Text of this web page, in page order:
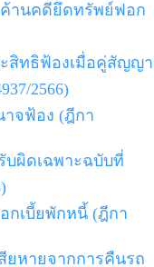
านคดียึดทรัพย์ฟอก
สิทธิฟ้องเมื่อคู่สัญญา
2566)
จฟ้อง (ฎีกา
บผิดเฉพาะฉบับที่
กเบี้ยพักหนี้ (ฎีกา
ยหายจากการคืนรถ